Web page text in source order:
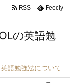
の英語勉
語勉強法について
RSS Feedly